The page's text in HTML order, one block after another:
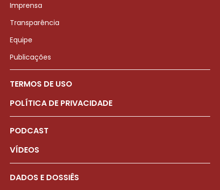
Imprensa
Transparência
Equipe
Publicações
TERMOS DE USO
POLÍTICA DE PRIVACIDADE
PODCAST
VÍDEOS
DADOS E DOSSIÊS